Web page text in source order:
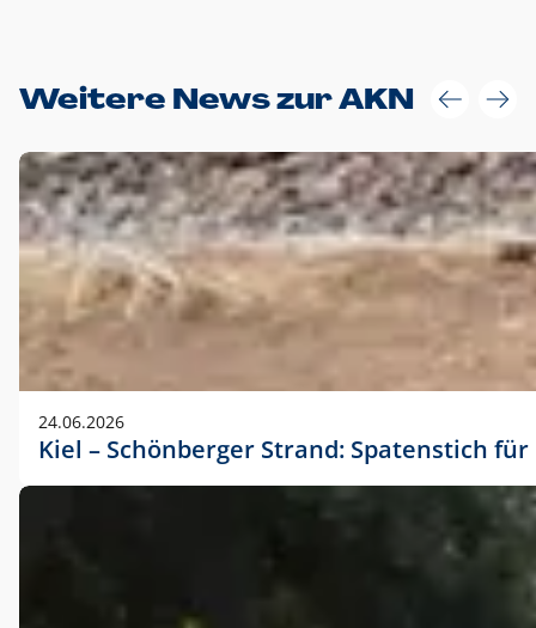
Weitere News zur AKN
24.06.2026
Kiel – Schönberger Strand: Spatenstich